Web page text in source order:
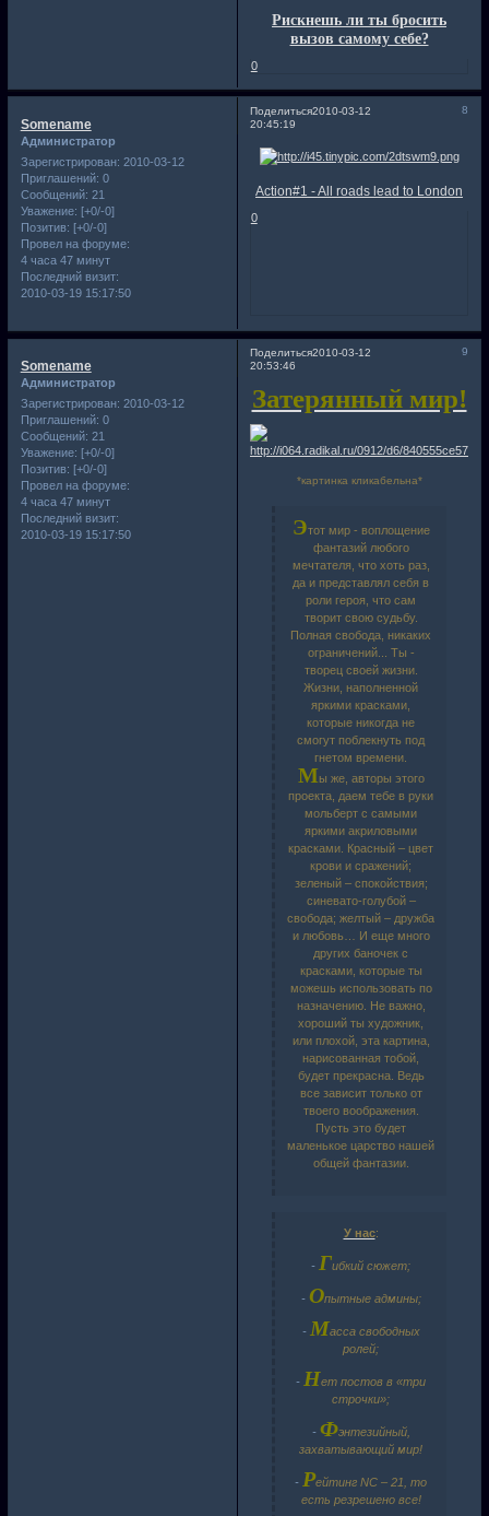
Рискнешь ли ты бросить
вызов самому себе?
0
Поделиться 8
2010-03-12
20:45:19
Somename
Администратор
Зарегистрирован: 2010-03-12
Приглашений: 0
Сообщений: 21
Уважение: [+0/-0]
Позитив: [+0/-0]
Провел на форуме:
4 часа 47 минут
Последний визит:
2010-03-19 15:17:50
Action#1 - All roads lead to London
0
Поделиться 9
2010-03-12
20:53:46
Somename
Администратор
Зарегистрирован: 2010-03-12
Приглашений: 0
Сообщений: 21
Уважение: [+0/-0]
Позитив: [+0/-0]
Провел на форуме:
4 часа 47 минут
Последний визит:
2010-03-19 15:17:50
Затерянный мир!
*картинка кликабельна*
Этот мир - воплощение
фантазий любого
мечтателя, что хоть раз,
да и представлял себя в
роли героя, что сам
творит свою судьбу.
Полная свобода, никаких
ограничений... Ты -
творец своей жизни.
Жизни, наполненной
яркими красками,
которые никогда не
смогут поблекнуть под
гнетом времени.
Мы же, авторы этого
проекта, даем тебе в руки
мольберт с самыми
яркими акриловыми
красками. Красный – цвет
крови и сражений;
зеленый – спокойствия;
синевато-голубой –
свобода; желтый – дружба
и любовь… И еще много
других баночек с
красками, которые ты
можешь использовать по
назначению. Не важно,
хороший ты художник,
или плохой, эта картина,
нарисованная тобой,
будет прекрасна. Ведь
все зависит только от
твоего воображения.
Пусть это будет
маленькое царство нашей
общей фантазии.
У нас:
- Гибкий сюжет;
- Опытные админы;
- Масса свободных
ролей;
- Нет постов в «три
строчки»;
- Фэнтезийный,
захватывающий мир!
- Рейтинг NC – 21, то
есть резрешено все!